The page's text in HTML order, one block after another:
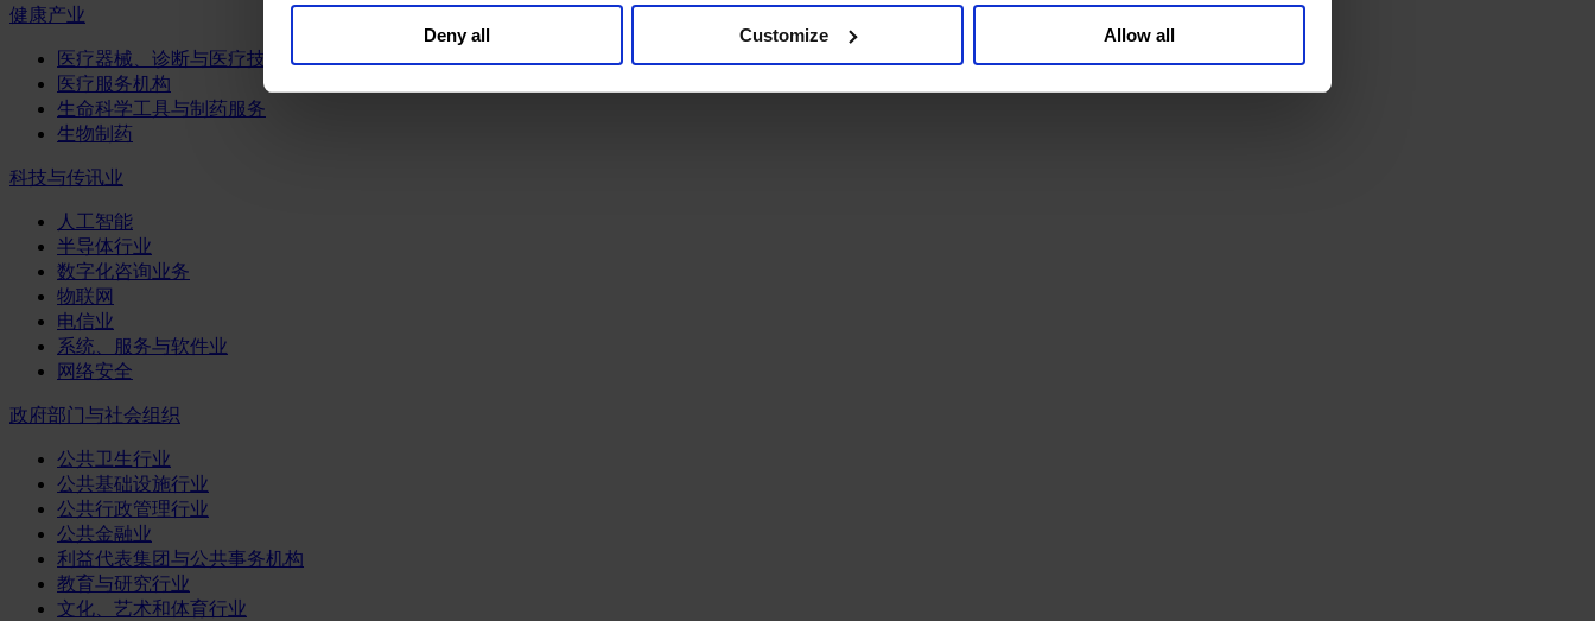
Deny all Customize Allow all
健康产业
医疗器械、诊断与医疗技术
医疗服务机构
生命科学工具与制药服务
生物制药
科技与传讯业
人工智能
半导体行业
数字化咨询业务
物联网
电信业
系统、服务与软件业
网络安全
政府部门与社会组织
公共卫生行业
公共基础设施行业
公共行政管理行业
公共金融业
利益代表集团与公共事务机构
教育与研究行业
文化、艺术和体育行业